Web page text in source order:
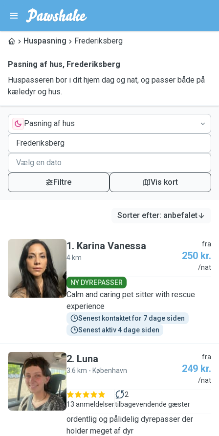
Huspasning Frederiksberg
Pasning af hus, Frederiksberg
Huspasseren bor i dit hjem dag og nat, og passer både på
kæledyr og hus.
Pasning af hus
Filtre Vis kort
Sorter efter: anbefalet
K
1. Karina Vanessa
4 km
fra
250 kr.
/nat
NY DYREPASSER
Calm and caring pet sitter with rescue
experience
Senest kontaktet for 7 dage siden
Senest aktiv 4 dage siden
L
2. Luna
3.6 km - København
fra
249 kr.
/nat
13 anmeldelser
2
tilbagevendende gæster
ordentlig og pålidelig dyrepasser der
holder meget af dyr